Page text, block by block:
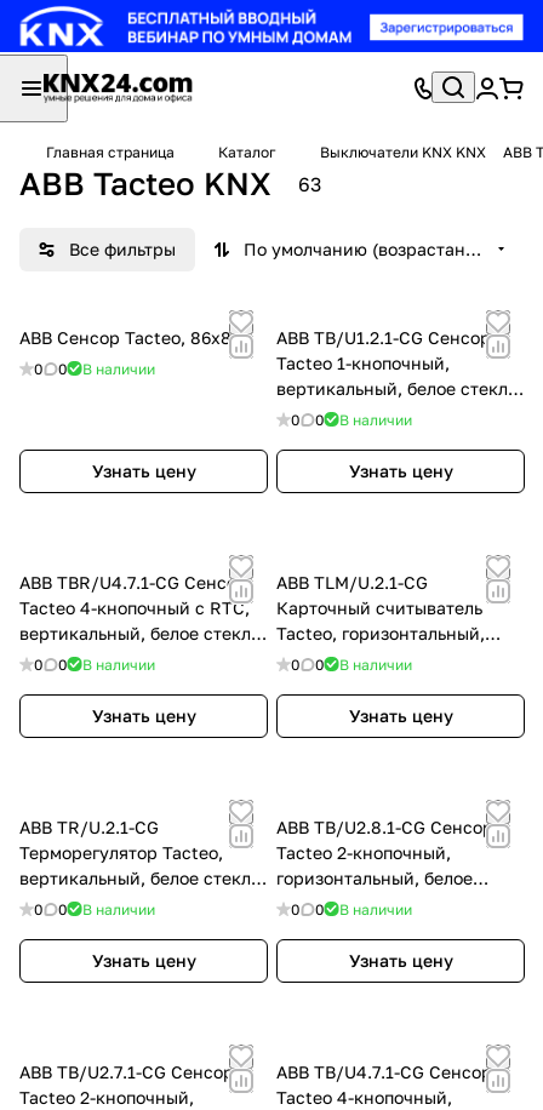
Главная страница Каталог Выключатели KNX KNX ABB
ABB Tacteo KNX 63
Все фильтры По умолчанию (возрастание)
ABB Сенсор Tacteo, 86х86
0 0 В наличии
Узнать цену
ABB TB/U1.2.1-CG Сенсор
Tacteo 1-кнопочный,
вертикальный, белое стекло,
цвет: Белый
0 0 В наличии
Узнать цену
ABB TBR/U4.7.1-CG Сенсор
Tacteo 4-кнопочный с RTC,
вертикальный, белое стекло,
цвет: Белый
0 0 В наличии
Узнать цену
ABB TLM/U.2.1-CG
Карточный считыватель
Tacteo, горизонтальный,
цвет: Белый
0 0 В наличии
Узнать цену
ABB TR/U.2.1-CG
Терморегулятор Tacteo,
вертикальный, белое стекло,
цвет: Белый
0 0 В наличии
Узнать цену
ABB TB/U2.8.1-CG Сенсор
Tacteo 2-кнопочный,
горизонтальный, белое
стекло, цвет: Белый
0 0 В наличии
Узнать цену
ABB TB/U2.7.1-CG Сенсор
Tacteo 2-кнопочный,
ABB TB/U4.7.1-CG Сенсор
Tacteo 4-кнопочный,